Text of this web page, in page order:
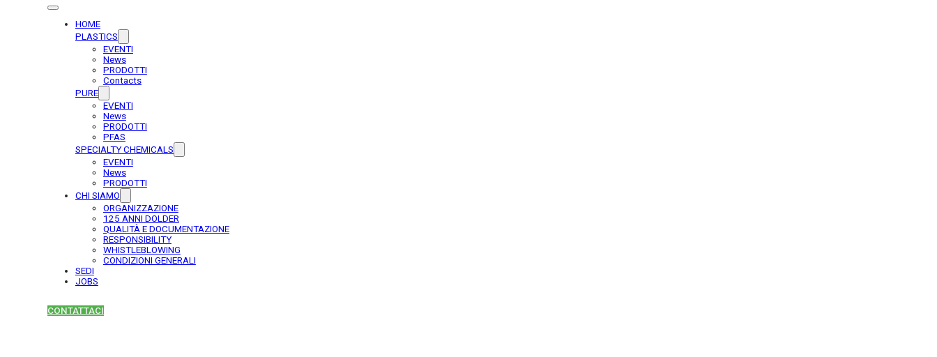
HOME
PLASTICS
EVENTI
News
PRODOTTI
Contacts
PURE
EVENTI
News
PRODOTTI
PFAS
SPECIALTY CHEMICALS
EVENTI
News
PRODOTTI
CHI SIAMO
ORGANIZZAZIONE
125 ANNI DOLDER
QUALITÀ E DOCUMENTAZIONE
RESPONSIBILITY
WHISTLEBLOWING
CONDIZIONI GENERALI
SEDI
JOBS
CONTATTACI